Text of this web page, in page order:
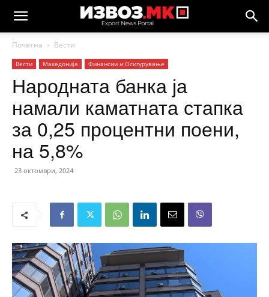
Почетна Вести
Вести Македонија Финансии и Осигурување
Народната банка ја
намали каматната стапка
за 0,25 процентни поени,
на 5,8%
23 октомври, 2024